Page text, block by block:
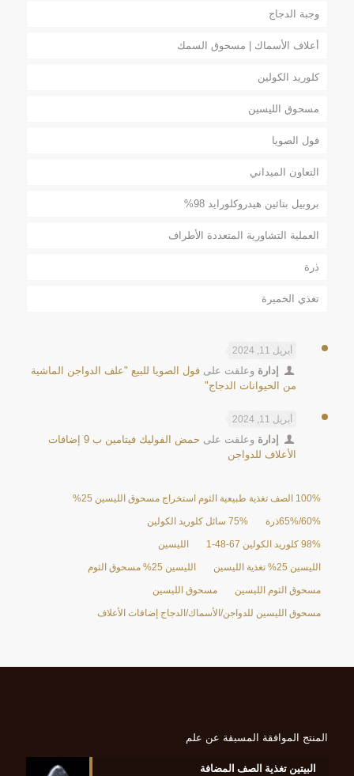
وجبة الدجاج
أعلاف الأسماك | مسحوق السمك
كلوريد الكولين
مسحوق الليسين
فول الصويا
التعاون الميداني
بروبيل بتائين هيدروكلورايد 98%
العملية التشاورية المتعددة الأطراف
ذرة
تغذي الخميرة
أبريل 11, 2024
إدارة وعلقت علىفول الصويا للبيع "علف الدواجن الماشية
من الحيوانات الدجاج"
أبريل 11, 2024
إدارة وعلقت على
حمض الفوليك فيتامين ب 9 إضافات
الأعلاف للدواجن
100% الصف تغذية طبيعية الثوم استخراج مسحوق الليسين 25%
60%/65%ذرة 75% سائل كلوريد الكولين
98% كلوريد الكولين 67-48-1 الليسين
الليسين 25% تغذية الليسين الليسين 25% مسحوق الثوم
مسحوق الثوم الليسين مسحوق الليسين
مسحوق الليسين للدواجن/الأسماك/الدجاج إضافات الأعلاف
المنتج الموافقة المسبقة عن علم
البيتين تغذية الصف المضافة